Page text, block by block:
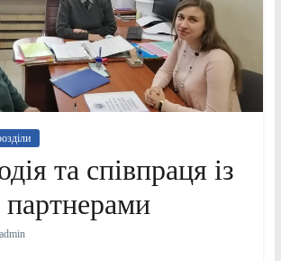
та співпраця із
партнерами
admin